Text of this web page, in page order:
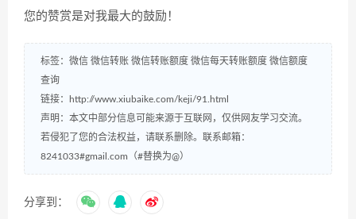
您的赞赏是对我最大的鼓励！
标签： 微信 微信转账 微信转账额度 微信每天转账额度 微信额度
查询
链接：
http://www.xiubaike.com/keji/91.html
声明：本文中部分信息可能来源于互联网，仅供网友学习交流。
若侵犯了您的合法权益，请联系删除。联系邮箱：
8241033#gmail.com（#替换为@）
分享到：